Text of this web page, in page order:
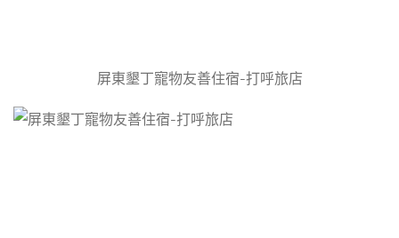
屏東墾丁寵物友善住宿-打呼旅店